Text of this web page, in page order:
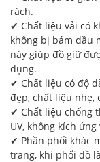
rách.
✔ Chất liệu vải có
không bị bám dầu
này giúp đồ giữ
dụng.
✔ Chất liệu có độ
đẹp, chất liệu nhẹ,
✔ Chất liệu chống
UV, không kích
✔ Phần phối khác
trang, khi phối đồ